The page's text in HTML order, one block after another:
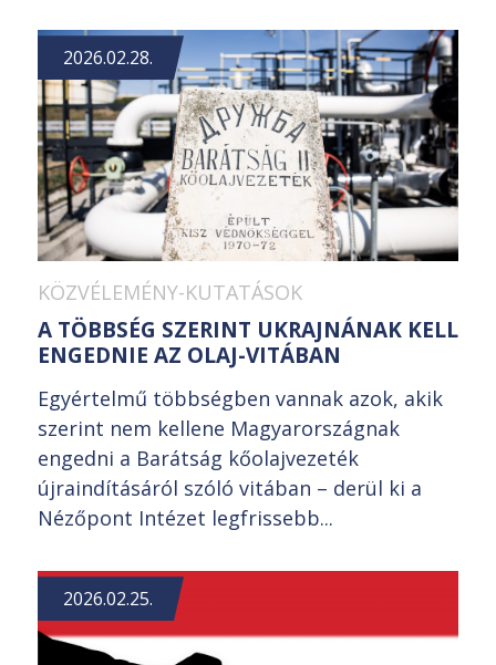
2026.02.28.
KÖZVÉLEMÉNY-KUTATÁSOK
A TÖBBSÉG SZERINT UKRAJNÁNAK KELL
ENGEDNIE AZ OLAJ-VITÁBAN
Egyértelmű többségben vannak azok, akik
szerint nem kellene Magyarországnak
engedni a Barátság kőolajvezeték
újraindításáról szóló vitában – derül ki a
Nézőpont Intézet legfrissebb...
2026.02.25.